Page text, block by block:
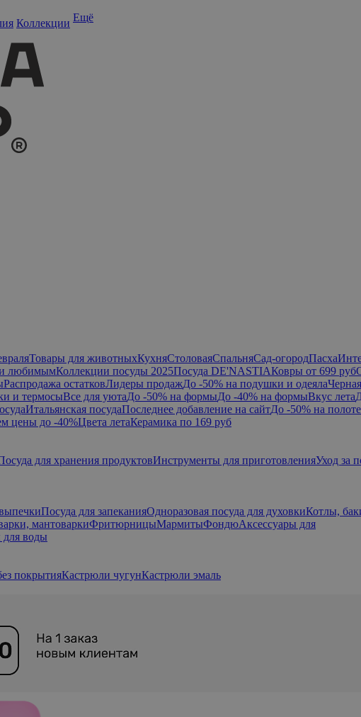
Коллекции Ещё
Товары для животныхКухняСтоловаяСпальняСад-огородПасха
любимымКоллекции посуды 2025Посуда DE'NASTIAКовры от 699 руб
Распродажа остатковЛидеры продажДо -50% на подушки и одеяла
и термосыВсе для уютаДо -50% на формыДо -40% на формыВкус лета
Итальянская посудаПоследнее добавление на сайтДо -50% на
цены до -40%Цвета летаКерамика по 169 руб
для хранения продуктовИнструменты для приготовленияУход за
Посуда для запеканияОдноразовая посуда для духовкиКотлы,
мантоваркиФритюрницыМармитыФондюАксессуары для
воды
покрытияКастрюли чугунКастрюли эмаль